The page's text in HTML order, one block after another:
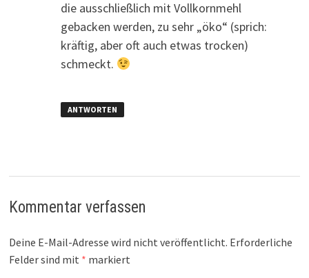
die ausschließlich mit Vollkornmehl
gebacken werden, zu sehr „öko“ (sprich:
kräftig, aber oft auch etwas trocken)
schmeckt.
ANTWORTEN
Kommentar verfassen
Deine E-Mail-Adresse wird nicht veröffentlicht. Erforderliche
Felder sind mit * markiert